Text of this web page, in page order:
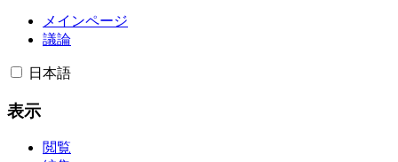
メインページ
議論
日本語
表示
閲覧